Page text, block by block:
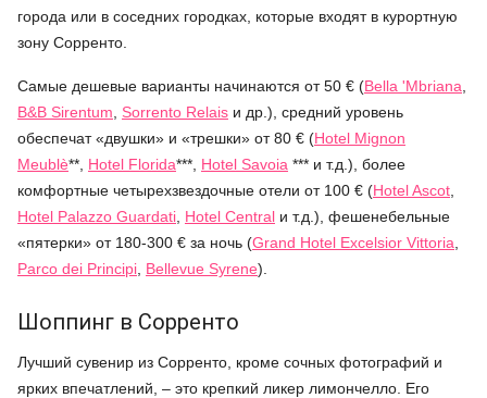
города или в соседних городках, которые входят в курортную
зону Сорренто.
Самые дешевые варианты начинаются от 50 € (Bella 'Mbriana
B&B Sirentum
Sorrento Relais и др.), средний уровень
обеспечат «двушки» и «трешки» от 80 € (Hotel Mignon
Meublè**, Hotel Florida***, Hotel Savoia *** и т.д.), более
комфортные четырехзвездочные отели от 100 € (Hotel Ascot
Hotel Palazzo Guardati Hotel Central и т.д.), фешенебельные
«пятерки» от 180-300 € за ночь (Grand Hotel Excelsior Vittoria
Parco dei Principi Bellevue Syrene).
Шоппинг в Сорренто
Лучший сувенир из Сорренто, кроме сочных фотографий и
ярких впечатлений, – это крепкий ликер лимончелло. Его